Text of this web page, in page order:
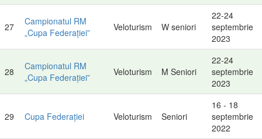
27
Campionatul RM
„Cupa Federației”
Veloturism W seniori
22-24
septembrie
2023
28
Campionatul RM
„Cupa Federației”
Veloturism M Seniori
22-24
septembrie
2023
29 Cupa Federației Veloturism Seniori
16 - 18
septembrie
2022